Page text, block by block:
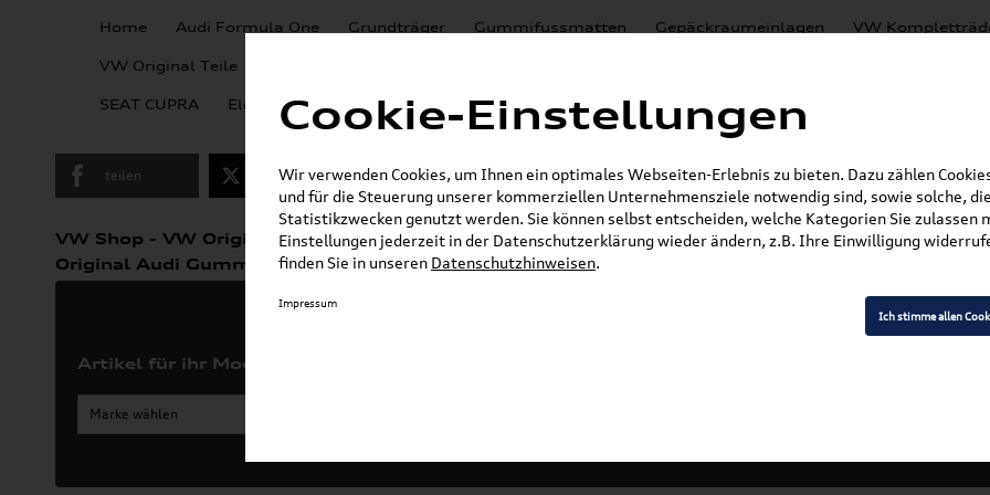
Home Audi Formula One Grundträger Gummifussmatten Gepäckraumeinlagen VW
VW Original Teile
SEAT CUPRA Elektromobilität KSE Wallboxen Lackierungen
teilen Twitter Instagram E-Mail
VW Shop - VW Originalteile und Zubehör » Audi Produkte » Audi Original Zubehör »
Original Audi Gummifußmatten » A7 / S7 / RS7
Artikel für ihr Modell
Marke wählen
Cookie-Einstellungen
Wir verwenden Cookies, um Ihnen ein optimales Webseiten-Erlebnis zu bieten. Dazu zählen
und für die Steuerung unserer kommerziellen Unternehmensziele notwendig sind, sowie solche,
Statistikzwecken genutzt werden. Sie können selbst entscheiden, welche Kategorien Sie zulassen
Einstellungen jederzeit in der Datenschutzerklärung wieder ändern, z.B. Ihre Einwilligung
finden Sie in unseren Datenschutzhinweisen.
Ich stimme allen
Impressum